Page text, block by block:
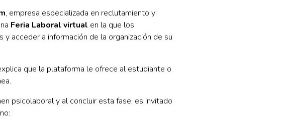
, empresa especializada en reclutamiento y
Feria Laboral virtual en la que los
acceder a información de la organización de su
que la plataforma le ofrece al estudiante o
psicolaboral y al concluir esta fase, es invitado